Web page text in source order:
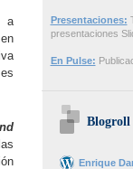
a
Presentaciones:
presentaciones
En Pulse:
Blogroll
Enrique